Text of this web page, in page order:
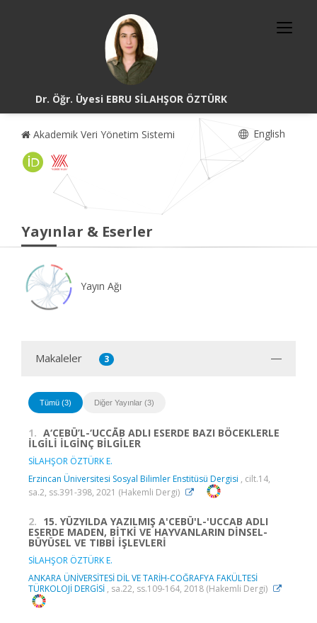
Dr. Öğr. Üyesi EBRU SİLAHŞOR ÖZTÜRK
Akademik Veri Yönetim Sistemi English
Yayınlar & Eserler
Yayın Ağı
Makaleler 3
Tümü (3) Diğer Yayınlar (3)
1. A‘CEBÜ’L-‘UCCĀB ADLI ESERDE BAZI BÖCEKLERLE
İLGİLİ İLGİNÇ BİLGİLER
SİLAHŞOR ÖZTÜRK E.
Erzincan Üniversitesi Sosyal Bilimler Enstitüsü Dergisi , cilt.14,
sa.2, ss.391-398, 2021 (Hakemli Dergi)
2. 15. YÜZYILDA YAZILMIŞ A'CEBÜ'L-'UCCAB ADLI
ESERDE MADEN, BİTKİ VE HAYVANLARIN DİNSEL-
BÜYÜSEL VE TIBBİ İŞLEVLERİ
SİLAHŞOR ÖZTÜRK E.
ANKARA ÜNİVERSİTESİ DİL VE TARİH-COĞRAFYA FAKÜLTESİ
TÜRKOLOJİ DERGİSİ , sa.22, ss.109-164, 2018 (Hakemli Dergi)